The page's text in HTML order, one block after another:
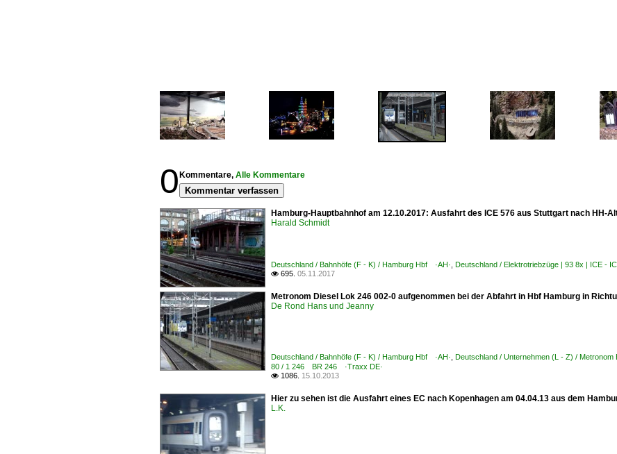
0 Kommentare, Alle Kommentare
Kommentar verfassen
Hamburg-Hauptbahnhof am 12.10.2017: Ausfahrt des ICE 576 aus Stuttgart nach HH-
Harald Schmidt
Deutschland / Bahnhöfe (F - K) / Hamburg Hbf ·AH· Deutschland / Elektrotriebzüge | 93 8x | ICE -
 695. 05.11.2017
Metronom Diesel Lok 246 002-0 aufgenommen bei der Abfahrt in Hbf Hamburg in
De Rond Hans und Jeanny
Deutschland / Bahnhöfe (F - K) / Hamburg Hbf ·AH· Deutschland / Unternehmen (L - Z) /
80 / 1 246 BR 246 ·Traxx DE·
 1086. 15.10.2013
Hier zu sehen ist die Ausfahrt eines EC nach Kopenhagen am 04.04.13 aus dem
L.K.